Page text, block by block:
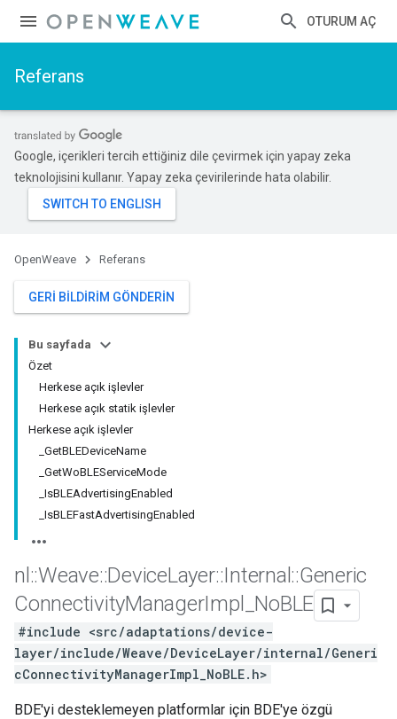
OTURUM AÇ
Referans
Google, içerikleri tercih ettiğiniz dile çevirmek için yapay zeka
teknolojisini kullanır. Yapay zeka çevirilerinde hata olabilir.
OpenWeave Referans
GERI BILDIRIM GÖNDERIN
Bu sayfada
Özet
Herkese açık işlevler
Herkese açık statik işlevler
Herkese açık işlevler
_GetBLEDeviceName
_GetWoBLEServiceMode
_IsBLEAdvertisingEnabled
_IsBLEFastAdvertisingEnabled
nl ::Weave::DeviceLayer::Internal ::Generic
ConnectivityManagerImpl NoBLE
#include <src/adaptations/device-
layer/include/Weave/DeviceLayer/internal/Generi
cConnectivityManagerImpl_NoBLE.h>
BDE'yi desteklemeyen platformlar için BDE'ye özgü